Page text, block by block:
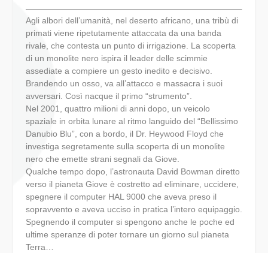
Agli albori dell’umanità, nel deserto africano, una tribù di
primati viene ripetutamente attaccata da una banda
rivale, che contesta un punto di irrigazione. La scoperta
di un monolite nero ispira il leader delle scimmie
assediate a compiere un gesto inedito e decisivo.
Brandendo un osso, va all’attacco e massacra i suoi
avversari. Così nacque il primo “strumento”.
Nel 2001, quattro milioni di anni dopo, un veicolo
spaziale in orbita lunare al ritmo languido del “Bellissimo
Danubio Blu”, con a bordo, il Dr. Heywood Floyd che
investiga segretamente sulla scoperta di un monolite
nero che emette strani segnali da Giove.
Qualche tempo dopo, l’astronauta David Bowman diretto
verso il pianeta Giove è costretto ad eliminare, uccidere,
spegnere il computer HAL 9000 che aveva preso il
sopravvento e aveva ucciso in pratica l’intero equipaggio.
Spegnendo il computer si spengono anche le poche ed
ultime speranze di poter tornare un giorno sul pianeta
Terra…